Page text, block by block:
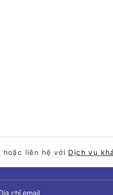
hoặc liên hệ với Dịch vụ